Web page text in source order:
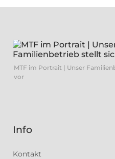
MTF im Portrait | Unser
vor
Info
Kontakt